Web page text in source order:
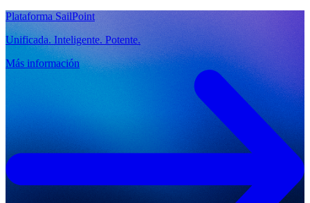
Plataforma SailPoint
Unificada. Inteligente. Potente.
Más información